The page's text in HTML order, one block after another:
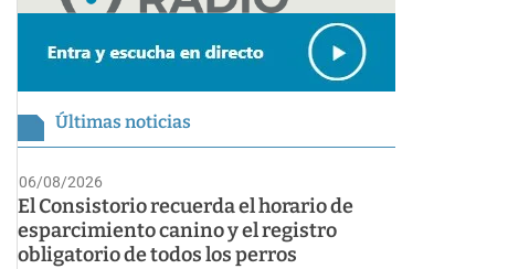
Últimas noticias
06/08/2026
El Consistorio recuerda el horario de
esparcimiento canino y el registro
obligatorio de todos los perros